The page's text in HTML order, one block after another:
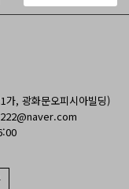
가, 광화문오피시아빌딩)